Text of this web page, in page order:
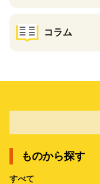
コラム
ものから探す
すべて